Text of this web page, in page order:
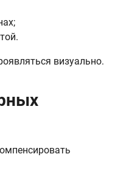
визуально.